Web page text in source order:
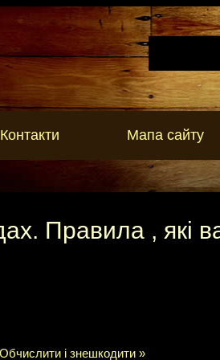
Контакти Мапа сайту
Правила , які
і знешкодити »